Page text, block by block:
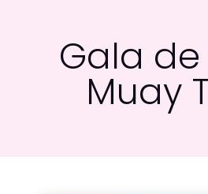
Gala
Muay